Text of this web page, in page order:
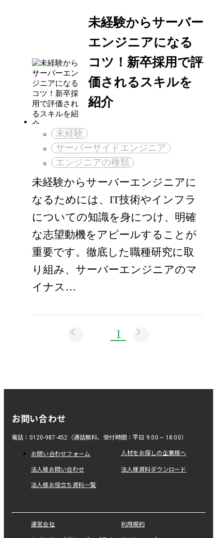
未経験からサーバー
エンジニアになる
コツ！新卒採用で評
価されるスキルを
紹介
未経験
サーバーサイドエンジニア
エンジニアの種類
未経験からサーバーエンジニアに
なるためには、IT技術やインフラ
についての知識を身につけ、明確
な志望動機をアピールすることが
重要です。徹底した職種研究に取
り組み、サーバーエンジニアのマ
イナス…
1
お問い合わせ
電話：0120-987-452（通話無料、受付時間：平日 9:00 ~ 18:00）
お問い合わせフォーム 人材をお探しの企業様へ
法人様お問い合わせ 法人様資料ダウンロード
法人様お役立ち資料一覧
運営会社 利用規約